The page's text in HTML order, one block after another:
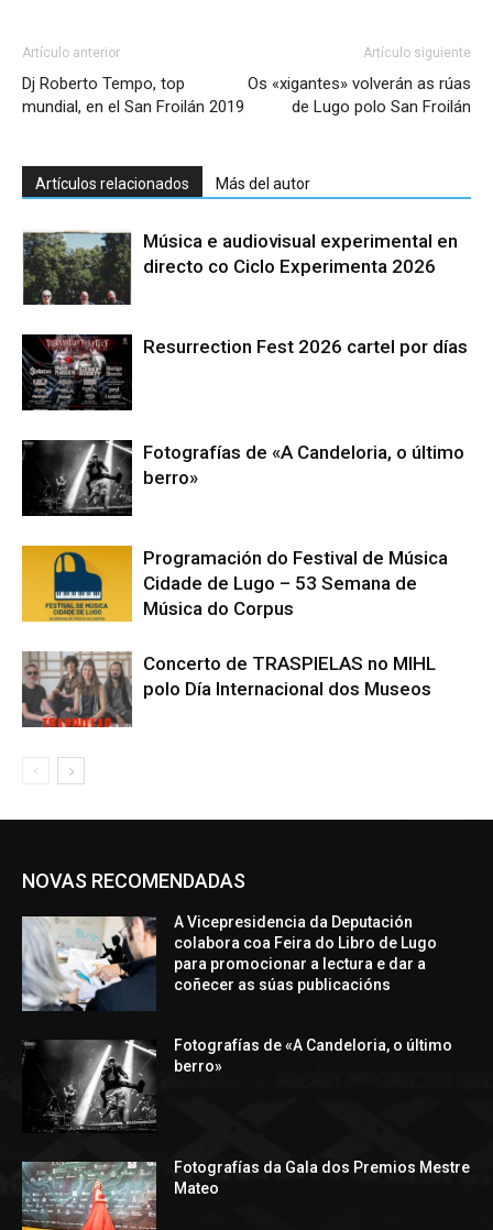
Artículo anterior
Dj Roberto Tempo, top
mundial, en el San Froilán 2019
Artículo siguiente
Os «xigantes» volverán as rúas
de Lugo polo San Froilán
Artículos relacionados Más del autor
Música e audiovisual experimental en
directo co Ciclo Experimenta 2026
Resurrection Fest 2026 cartel por días
Fotografías de «A Candeloria, o último
berro»
Programación do Festival de Música
Cidade de Lugo – 53 Semana de
Música do Corpus
Concerto de TRASPIELAS no MIHL
polo Día Internacional dos Museos
NOVAS RECOMENDADAS
A Vicepresidencia da Deputación
colabora coa Feira do Libro de Lugo
para promocionar a lectura e dar a
coñecer as súas publicacións
Fotografías de «A Candeloria, o último
berro»
Fotografías da Gala dos Premios Mestre
Mateo